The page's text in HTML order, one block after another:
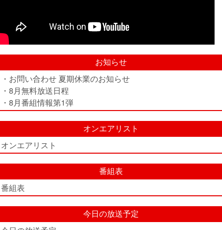
お知らせ
・お問い合わせ 夏期休業のお知らせ
・8月無料放送日程
・8月番組情報第1弾
オンエアリスト
オンエアリスト
番組表
番組表
今日の放送予定